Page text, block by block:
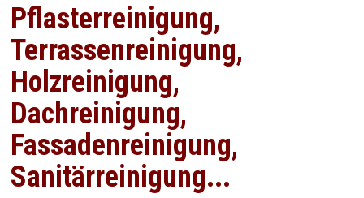
Pflasterreinigung,
Terrassenreinigung,
Holzreinigung,
Dachreinigung,
Fassadenreinigung,
Sanitärreinigung...